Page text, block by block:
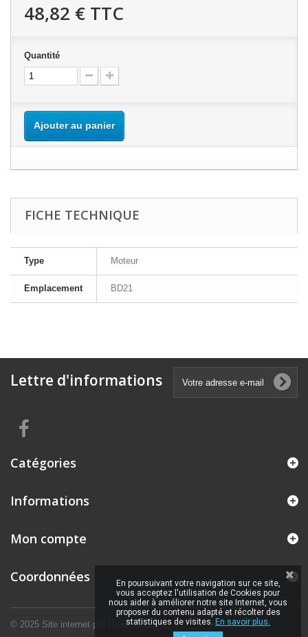
48,82 € TTC
Quantité
Ajouter au panier
FICHE TECHNIQUE
Type Moteur
Emplacement BD21
Lettre d'informations
Catégories
Informations
© 2025 Site internet par David Georges
Mon compte
Coordonnées
En poursuivant votre navigation sur ce site,
vous acceptez l'utilisation de Cookies pour
nous aider à améliorer notre site Internet, vous
proposer du contenu adapté et récolter des
statistiques de visites. En savoir plus.